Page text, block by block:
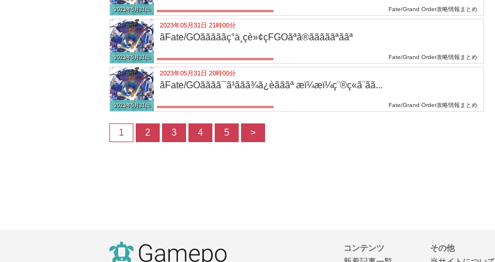
2023年5月31日 Fate/Grand Order攻略情報まとめ
2023年5月31日
2023年05月31日 21時00分
ãFate/GOãããããç°ä¸çè»¢çFGOãªã®ãããããªããª
Fate/Grand Order攻略情報まとめ
2023年5月31日
2023年05月31日 20時00分
ãFate/GOãããã¯ã¹ããã¾ã¿èãããª æï¼æï¼ç¨®ç«ã¨ãã...
Fate/Grand Order攻略情報まとめ
1 2 3 4 5 >
コンテンツ
その他